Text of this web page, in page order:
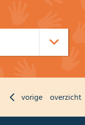
vorige overzicht